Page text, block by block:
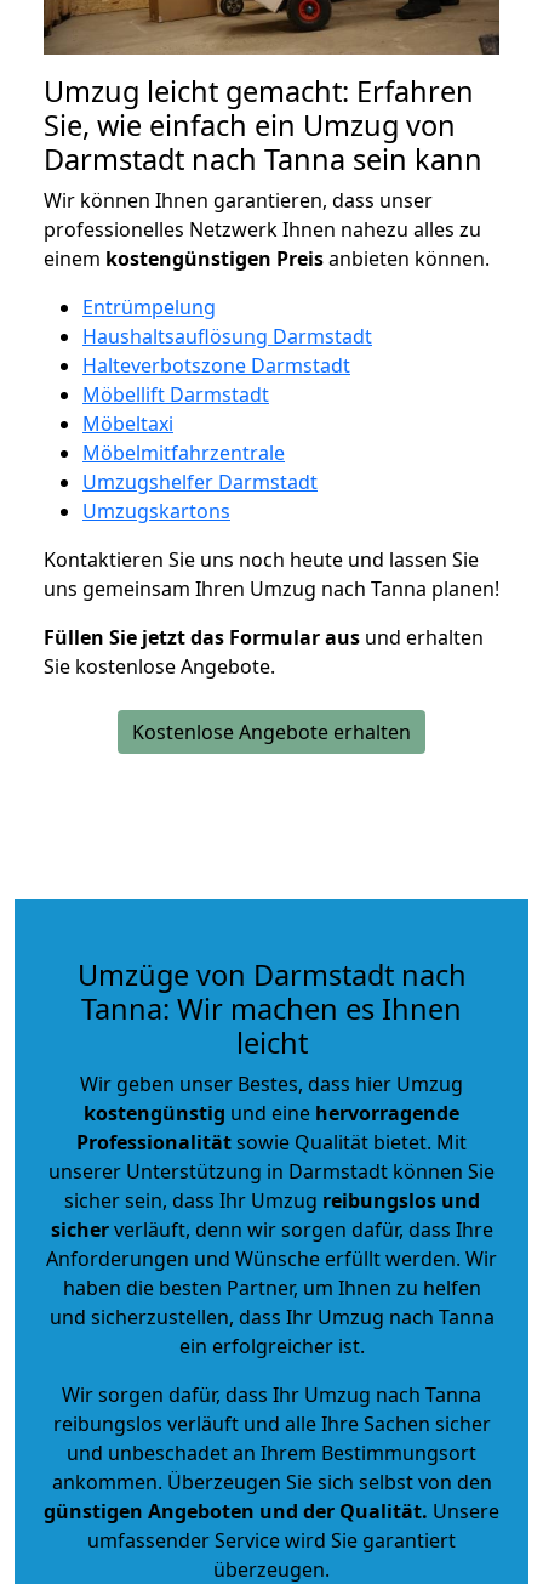
Umzug leicht gemacht: Erfahren
Sie, wie einfach ein Umzug von
Darmstadt nach Tanna sein kann
Wir können Ihnen garantieren, dass unser
professionelles Netzwerk Ihnen nahezu alles zu
einem kostengünstigen Preisanbieten können.
Entrümpelung
Haushaltsauflösung Darmstadt
Halteverbotszone Darmstadt
Möbellift Darmstadt
Möbeltaxi
Möbelmitfahrzentrale
Umzugshelfer Darmstadt
Umzugskartons
Kontaktieren Sie uns noch heute und lassen Sie
uns gemeinsam Ihren Umzug nach Tanna planen!
Füllen Sie jetzt das Formular aus und erhalten
Sie kostenlose Angebote.
Kostenlose Angebote erhalten
Umzüge von Darmstadt nach
Tanna: Wir machen es Ihnen
leicht
Wir geben unser Bestes, dass hier Umzug
kostengünstig und eine hervorragende
Professionalitätsowie Qualität bietet. Mit
unserer Unterstützung in Darmstadt können Sie
sicher sein, dass Ihr Umzug reibungslos und
sicherverläuft, denn wir sorgen dafür, dass Ihre
Anforderungen und Wünsche erfüllt werden. Wir
haben die besten Partner, um Ihnen zu helfen
und sicherzustellen, dass Ihr Umzug nach Tanna
ein erfolgreicher ist.
Wir sorgen dafür, dass Ihr Umzug nach Tanna
reibungslos verläuft und alle Ihre Sachen sicher
und unbeschadet an Ihrem Bestimmungsort
ankommen. Überzeugen Sie sich selbst von den
günstigen Angeboten und der Qualität. Unsere
umfassender Service wird Sie garantiert
überzeugen.